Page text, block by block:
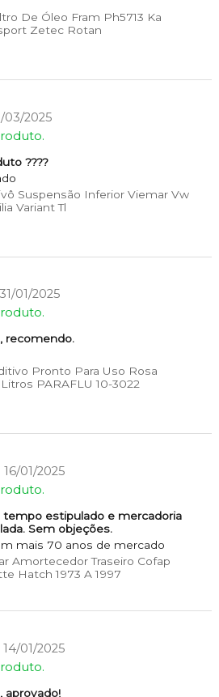
De Óleo Fram Ph5713 Ka
Zetec Rotan
03/2025
????
Suspensão Inferior Viemar Vw
Variant Tl
31/01/2025
recomendo.
Pronto Para Uso Rosa
PARAFLU 10-3022
16/01/2025
tempo estipulado e mercadoria
Sem objeções.
mais 70 anos de mercado
Amortecedor Traseiro Cofap
Hatch 1973 A 1997
14/01/2025
aprovado!